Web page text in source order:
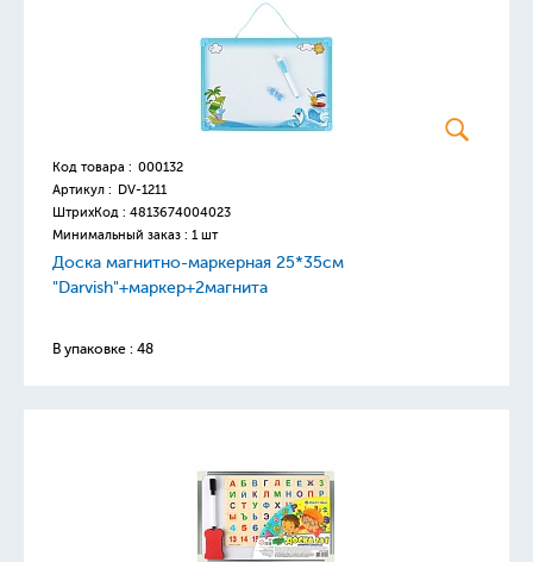
Код товара : 000132
Артикул : DV-1211
ШтрихКод : 4813674004023
Минимальный заказ : 1 шт
Доска магнитно-маркерная 25*35см
"Darvish"+маркер+2магнита
В упаковке : 48